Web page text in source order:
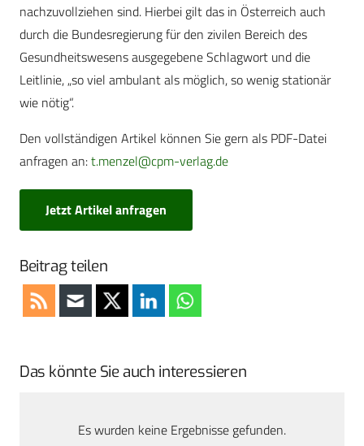
nachzuvollziehen sind. Hierbei gilt das in Österreich auch
durch die Bundesregierung für den zivilen Bereich des
Gesundheitswesens ausgegebene Schlagwort und die
Leitlinie, „so viel ambulant als möglich, so wenig stationär
wie nötig“.
Den vollständigen Artikel können Sie gern als PDF-Datei
anfragen an:t.menzel@cpm-verlag.de
Jetzt Artikel anfragen
Beitrag teilen
Das könnte Sie auch interessieren
Es wurden keine Ergebnisse gefunden.